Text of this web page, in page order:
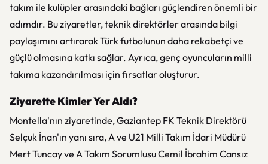
takım ile kulüpler arasındaki bağları güçlendiren önemli bir
adımdır. Bu ziyaretler, teknik direktörler arasında bilgi
paylaşımını artırarak Türk futbolunun daha rekabetçi ve
güçlü olmasına katkı sağlar. Ayrıca, genç oyuncuların milli
takıma kazandırılması için fırsatlar oluşturur.
Ziyarette Kimler Yer Aldı?
Montella'nın ziyaretinde, Gaziantep FK Teknik Direktörü
Selçuk İnan'ın yanı sıra, A ve U21 Milli Takım İdari Müdürü
Mert Tuncay ve A Takım Sorumlusu Cemil İbrahim Cansız